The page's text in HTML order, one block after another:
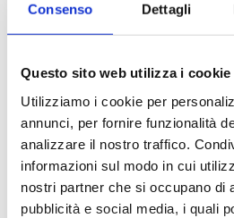
Consenso Dettagli
Questo sito web utilizza i cookie
Utilizziamo i cookie per
annunci, per fornire funzionalità
analizzare il nostro traffico.
informazioni sul modo in cui
nostri partner che si occupano di
pubblicità e social media, i quali
V07M250DC
Description